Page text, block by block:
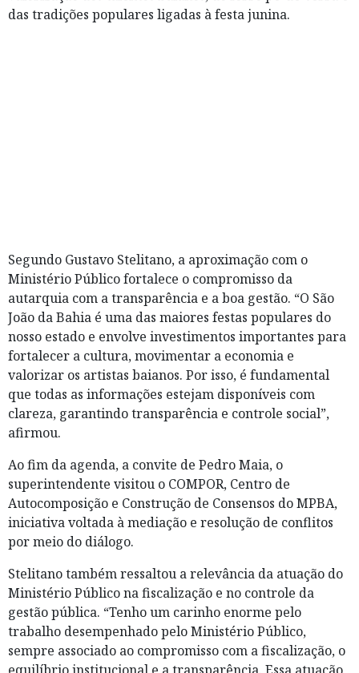
das tradições populares ligadas à festa junina.
Segundo Gustavo Stelitano, a aproximação com o
Ministério Público fortalece o compromisso da
autarquia com a transparência e a boa gestão. “O São
João da Bahia é uma das maiores festas populares do
nosso estado e envolve investimentos importantes para
fortalecer a cultura, movimentar a economia e
valorizar os artistas baianos. Por isso, é fundamental
que todas as informações estejam disponíveis com
clareza, garantindo transparência e controle social”,
afirmou.
Ao fim da agenda, a convite de Pedro Maia, o
superintendente visitou o COMPOR, Centro de
Autocomposição e Construção de Consensos do MPBA,
iniciativa voltada à mediação e resolução de conflitos
por meio do diálogo.
Stelitano também ressaltou a relevância da atuação do
Ministério Público na fiscalização e no controle da
gestão pública. “Tenho um carinho enorme pelo
trabalho desempenhado pelo Ministério Público,
sempre associado ao compromisso com a fiscalização, o